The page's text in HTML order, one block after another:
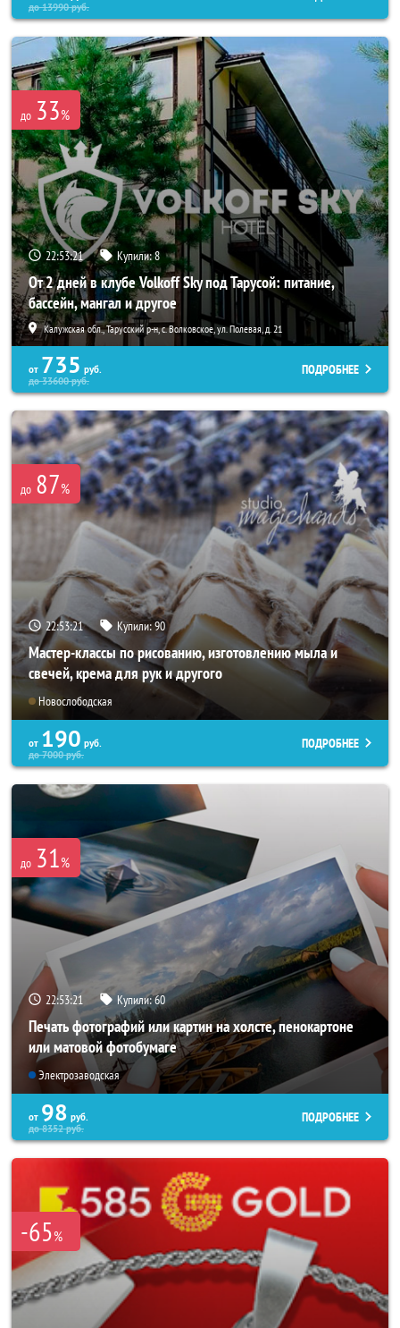
до13990руб.
до 33%
22:53:17 Купили:8
От 2 дней в клубе Volkoff Sky под Тарусой: питание,
бассейн, мангал и другое
Калужская обл., Тарусский р-н, с. Волковское, ул. Полевая, д. 21
от 735 руб.
до33600руб.
ПОДРОБНЕЕ
до 87%
22:53:17 Купили:90
Мастер-классы по рисованию, изготовлению мыла и
свечей, крема для рук и другого
Новослободская
от 190 руб.
до7000руб.
ПОДРОБНЕЕ
до 31%
22:53:17 Купили:60
Печать фотографий или картин на холсте, пенокартоне
или матовой фотобумаге
Электрозаводская
от 98 руб.
до8352руб.
ПОДРОБНЕЕ
-65%